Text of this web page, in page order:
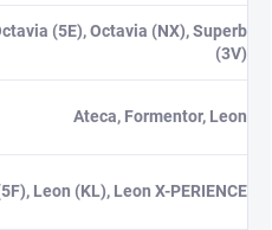
(5E), Octavia (NX), Superb
(3V)
Ateca, Formentor, Leon
Leon (KL), Leon X-PERIENCE